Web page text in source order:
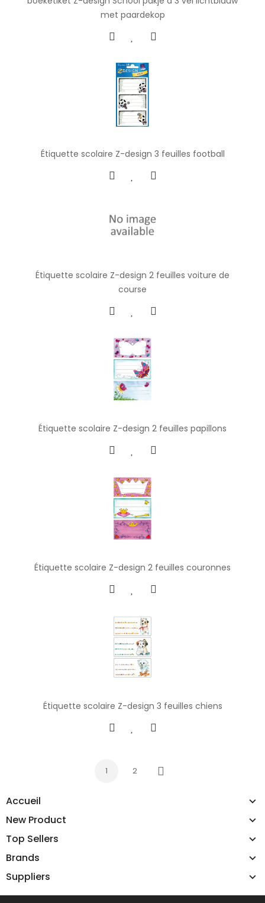
Accueil
New Product
Top Sellers
Brands
Suppliers
met paardekop
Étiquette scolaire Z-design 3 feuilles football
Étiquette scolaire Z-design 2 feuilles voiture de
course
Étiquette scolaire Z-design 2 feuilles papillons
Étiquette scolaire Z-design 2 feuilles couronnes
Étiquette scolaire Z-design 3 feuilles chiens
1 2
Next